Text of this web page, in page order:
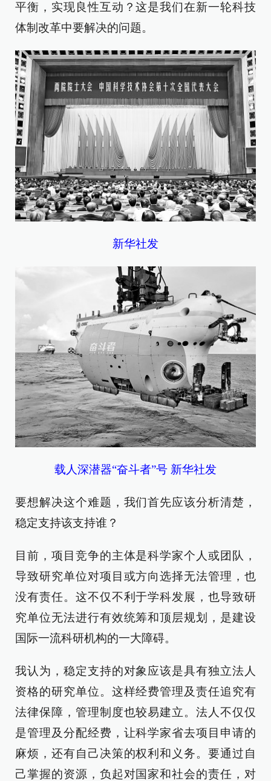
平衡，实现良性互动？这是我们在新一轮科技
体制改革中要解决的问题。
新华社发
载人深潜器“奋斗者”号 新华社发
要想解决这个难题，我们首先应该分析清楚，
稳定支持该支持谁？
目前，项目竞争的主体是科学家个人或团队，
导致研究单位对项目或方向选择无法管理，也
没有责任。这不仅不利于学科发展，也导致研
究单位无法进行有效统筹和顶层规划，是建设
国际一流科研机构的一大障碍。
我认为，稳定支持的对象应该是具有独立法人
资格的研究单位。这样经费管理及责任追究有
法律保障，管理制度也较易建立。法人不仅仅
是管理及分配经费，让科学家省去项目申请的
麻烦，还有自己决策的权利和义务。要通过自
己掌握的资源，负起对国家和社会的责任，对